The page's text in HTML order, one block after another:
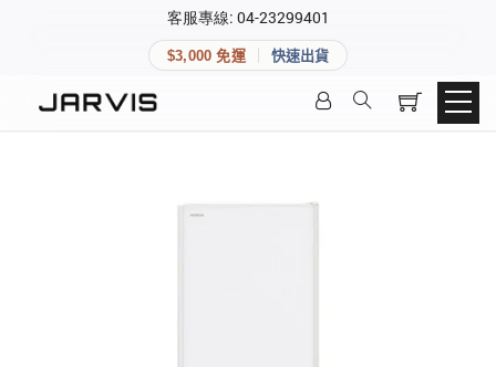
客服專線: 04-23299401
$3,000 免運 快速出貨
快速連結
Matter 智慧家庭
登入後可查看訂單、會員資料與收藏清單。